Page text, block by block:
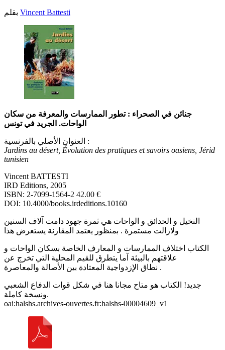
Vincent Battesti
جنائن في الصحراء : تطور الممارسات والمعرفة من سكان
الواحات. الجريد في تونس
العنوان الأصلي بالفرنسية :
Jardins au désert, Évolution des pratiques et savoirs oasiens, Jérid
tunisien
Vincent BATTESTI
IRD Editions, 2005
ISBN: 2-7099-1564-2 42.00 €
DOI: 10.4000/books.irdeditions.10160
النخيل و الحدائق و الواحات هي ثمرة جهود دامت آلاف السنين
ولازالت مستمرة . بمنظور يعتمد المقارنة يستعرض هذا
الكتاب اختلاف الممارسات و المعارف الخاصة بسكان الواحات و
علاقتهم بالبيئة آما يتطرق للقيم المحلية التي تخرج عن
نطاق الإزدواجية المعتادة بين الأصالة والمعاصرة .
جديد! الكتاب هو متاح مجانا هنا في شكل قوات الدفاع الشعبي
ونسخة كاملة.
oai:halshs.archives-ouvertes.fr:halshs-00004609_v1